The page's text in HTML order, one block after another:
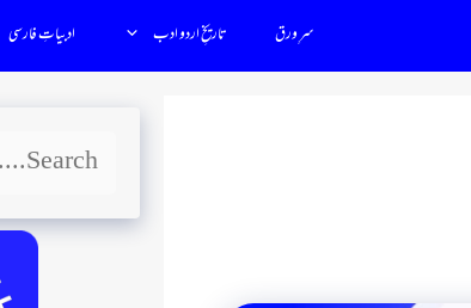
سرِ ورق تاریخِ اردو ادب ادبیاتِ فارسى
Search